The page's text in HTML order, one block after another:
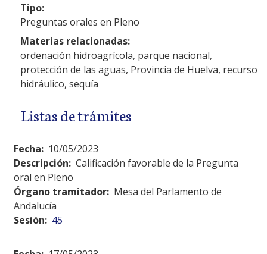
Tipo:
Preguntas orales en Pleno
Materias relacionadas:
ordenación hidroagrícola, parque nacional,
protección de las aguas, Provincia de Huelva, recurso
hidráulico, sequía
Listas de trámites
Fecha: 10/05/2023
Descripción: Calificación favorable de la Pregunta
oral en Pleno
Órgano tramitador: Mesa del Parlamento de
Andalucía
Sesión: 45